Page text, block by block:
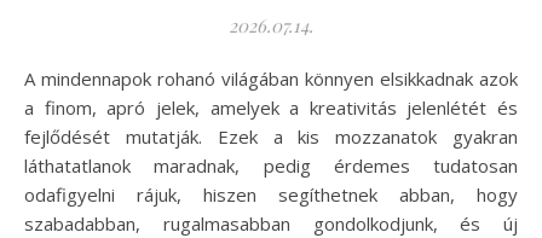
2026.07.14.
A mindennapok rohanó világában könnyen elsikkadnak azok
a finom, apró jelek, amelyek a kreativitás jelenlétét és
fejlődését mutatják. Ezek a kis mozzanatok gyakran
láthatatlanok maradnak, pedig érdemes tudatosan
odafigyelni rájuk, hiszen segíthetnek abban, hogy
szabadabban, rugalmasabban gondolkodjunk, és új